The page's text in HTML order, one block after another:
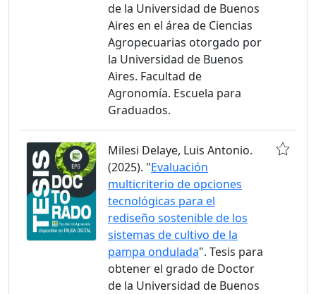
de la Universidad de Buenos
Aires en el área de Ciencias
Agropecuarias otorgado por
la Universidad de Buenos
Aires. Facultad de
Agronomía. Escuela para
Graduados.
Milesi Delaye, Luis Antonio.
(2025). "Evaluación
multicriterio de opciones
tecnológicas para el
rediseño sostenible de los
sistemas de cultivo de la
pampa ondulada". Tesis para
obtener el grado de Doctor
de la Universidad de Buenos